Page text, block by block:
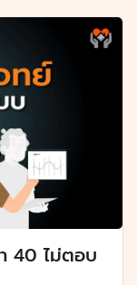
40 ไม่ตอบ